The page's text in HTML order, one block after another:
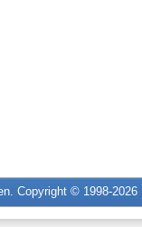
Copyright © 1998-2026